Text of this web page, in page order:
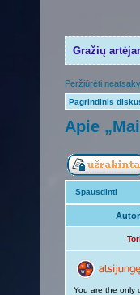
Gražių
Peržiūrėti
Pagrindinis
Apie
Spausdinti
Tori
You are the only